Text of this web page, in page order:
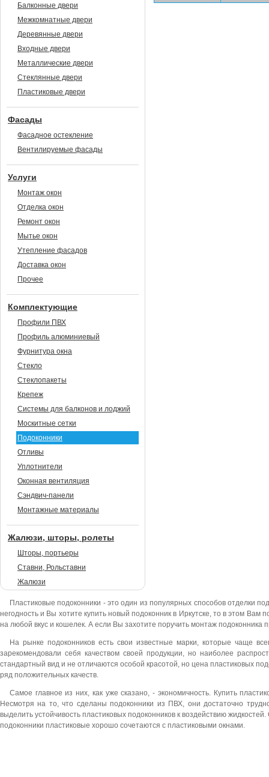
Балконные двери
Межкомнатные двери
Деревянные двери
Входные двери
Металлические двери
Стеклянные двери
Пластиковые двери
Фасады
Фасадное остекление
Вентилируемые фасады
Услуги
Монтаж окон
Отделка окон
Ремонт окон
Мытье окон
Утепление фасадов
Доставка окон
Прочее
Комплектующие
Профили ПВХ
Профиль алюминиевый
Фурнитура окна
Стекло
Стеклопакеты
Крепеж
Системы для балконов и лоджий
Москитные сетки
Подоконники
Отливы
Уплотнители
Оконная вентиляция
Сэндвич-панели
Монтажные материалы
Жалюзи, шторы, ролеты
Шторы, портьеры
Ставни, Рольставни
Жалюзи
Пластиковые подоконники - это один из популярных способов отделки
негодность и Вы хотите купить новый подоконник в Иркутске, то в этом
на любой вкус и кошелек. А если Вы захотите поручить монтаж
На рынке подоконников есть свои известные марки, которые чаще
зарекомендовали себя качеством своей продукции, но наиболее
стандартный вид и не отличаются особой красотой, но цена пластиковых
ряд положительных качеств.
Самое главное из них, как уже сказано, - экономичность. Купить
Несмотря на то, что сделаны подоконники из ПВХ, они достаточно
выделить устойчивость пластиковых подоконников к воздействию
подоконники пластиковые хорошо сочетаются с пластиковыми окнами.